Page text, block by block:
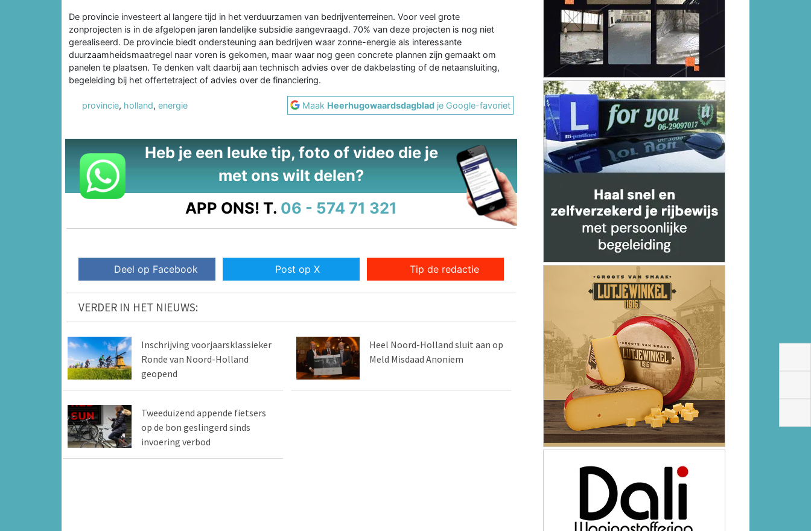
De provincie investeert al langere tijd in het verduurzamen van bedrijventerreinen. Voor veel grote
zonprojecten is in de afgelopen jaren landelijke subsidie aangevraagd. 70% van deze projecten is nog niet
gerealiseerd. De provincie biedt ondersteuning aan bedrijven waar zonne-energie als interessante
duurzaamheidsmaatregel naar voren is gekomen, maar waar nog geen concrete plannen zijn gemaakt om
panelen te plaatsen. Te denken valt daarbij aan technisch advies over de dakbelasting of de netaansluiting,
begeleiding bij het offertetraject of advies over de financiering.
provincie, holland, energie Maak Heerhugowaardsdagblad je Google-favoriet
Heb je een leuke tip, foto of video die je
met ons wilt delen?
APP ONS! T. 06 - 574 71 321
Deel op Facebook Post op X Tip de redactie
VERDER IN HET NIEUWS:
Inschrijving voorjaarsklassieker
Ronde van Noord-Holland
geopend
Heel Noord-Holland sluit aan op
Meld Misdaad Anoniem
Tweeduizend appende fietsers
op de bon geslingerd sinds
invoering verbod